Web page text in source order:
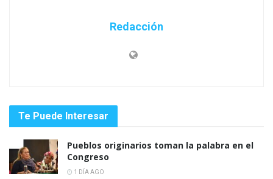
Redacción
Te Puede Interesar
Pueblos originarios toman la palabra en el
Congreso
1 DÍA AGO